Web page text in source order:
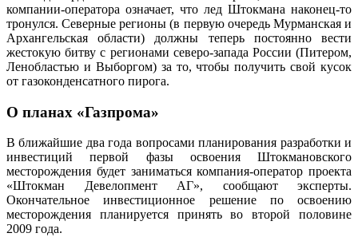
компании-оператора означает, что лед Штокмана наконец-то
тронулся. Северные регионы (в первую очередь Мурманская и
Архангельская области) должны теперь постоянно вести
жестокую битву с регионами северо-запада России (Питером,
Ленобластью и Выборгом) за то, чтобы получить свой кусок
от газоконденсатного пирога.
О планах «Газпрома»
В ближайшие два года вопросами планирования разработки и
инвестиций первой фазы освоения Штокмановского
месторождения будет заниматься компания-оператор проекта
«Штокман Девелопмент АГ», сообщают эксперты.
Окончательное инвестиционное решение по освоению
месторождения планируется принять во второй половине
2009 года.